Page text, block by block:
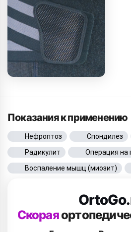
Показания к применению
Нефроптоз Спондилез
Радикулит
Операция на
Воспаление мышц (миозит)
Скорая